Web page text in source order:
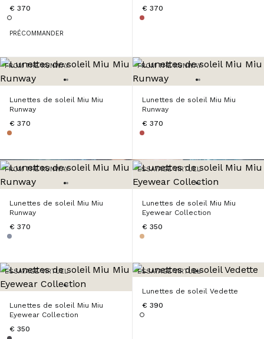
€ 370
PRÉCOMMANDER
€ 370
FROM THE RUNWAY
Lunettes de soleil Miu Miu
Runway
€ 370
FROM THE RUNWAY
Lunettes de soleil Miu Miu
Runway
€ 370
Lunettes de soleil Miu Miu Runway
FROM THE RUNWAY
Lunettes de soleil Miu Miu
Runway
€ 370
ESSAYAGE VIRTUEL
Lunettes de soleil Miu Miu
Eyewear Collection
€ 350
ESSAYAGE VIRTUEL
Lunettes de soleil Miu Miu
Eyewear Collection
€ 350
ESSAYAGE VIRTUEL
Lunettes de soleil Vedette
€ 390